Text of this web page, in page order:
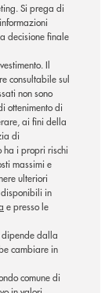
Si prega di
decisione finale
Il
consultabile sul
non sono
ottenimento di
ai fini della
di
ha i propri rischi
massimi e
ulteriori
in
e presso le
dipende dalla
cambiare in
comune di